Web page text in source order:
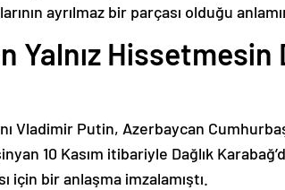
ayrılmaz bir parçası olduğu
Yalnız Hissetmesin
Vladimir Putin, Azerbaycan
10 Kasım itibariyle Dağlık
için bir anlaşma imzalamıştı.